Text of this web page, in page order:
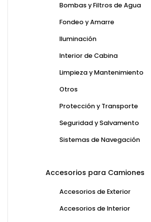
Bombas y Filtros de Agua
Fondeo y Amarre
Iluminación
Interior de Cabina
Limpieza y Mantenimiento
Otros
Protección y Transporte
Seguridad y Salvamento
Sistemas de Navegación
Accesorios para Camiones
Accesorios de Exterior
Accesorios de Interior